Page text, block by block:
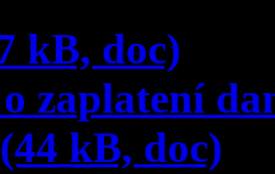
kB, doc)
zaplatení
kB, doc)